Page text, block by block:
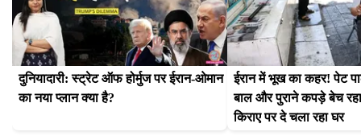
दुनियादारी: स्ट्रेट ऑफ होर्मुज पर ईरान-ओमान
का नया प्लान क्या है?
ईरान में भूख का कहर! पेट
बाल और पुराने कपड़े बेच
किराए पर दे चला रहा घर